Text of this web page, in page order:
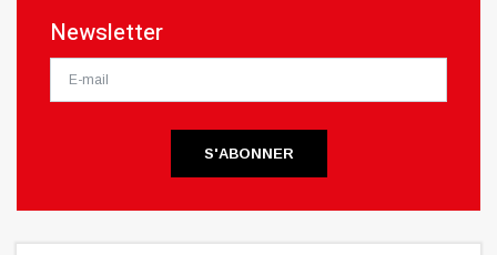
Newsletter
S'ABONNER